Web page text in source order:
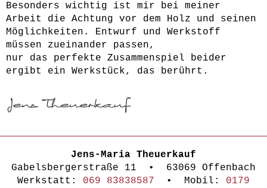
Besonders wichtig ist mir bei meiner
Arbeit die Achtung vor dem Holz und seinen
Möglichkeiten. Entwurf und Werkstoff
müssen zueinander passen,
nur das perfekte Zusammenspiel beider
ergibt ein Werkstück, das berührt.
Jens-Maria Theuerkauf
Gabelsbergerstraße 11 • 63069 Offenbach
Werkstatt: 069 83838587 • Mobil: 0179